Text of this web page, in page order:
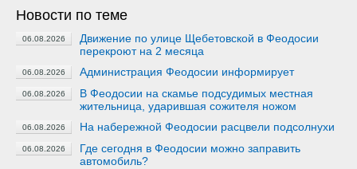
Новости по теме
06.08.2026
Движение по улице Щебетовской в Феодосии
перекроют на 2 месяца
06.08.2026 Администрация Феодосии информирует
06.08.2026
В Феодосии на скамье подсудимых местная
жительница, ударившая сожителя ножом
06.08.2026 На набережной Феодосии расцвели подсолнухи
06.08.2026
Где сегодня в Феодосии можно заправить
автомобиль?